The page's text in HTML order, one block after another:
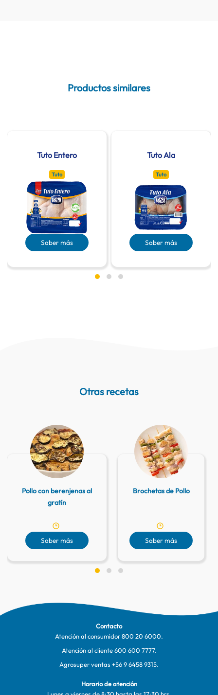
Productos similares
Tuto Entero
Tuto
Saber más
Tuto Ala
Tuto
Saber más
Otras recetas
Pollo con berenjenas al
gratín
Saber más
Brochetas de Pollo
Saber más
Contacto
Atención al consumidor800 20 6000.
Atención al cliente600 600 7777.
Agrosuper ventas +56 9 6458 9315.
Horario de atención